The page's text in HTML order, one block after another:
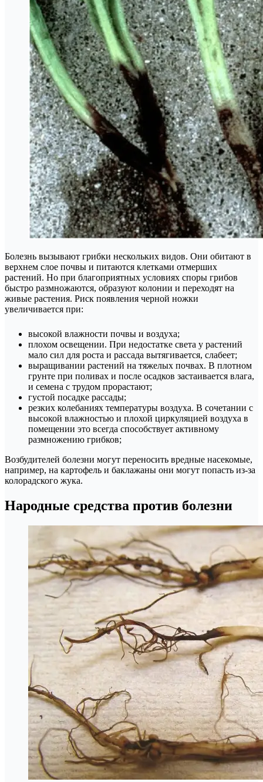
Болезнь вызывают грибки нескольких видов. Они обитают в
верхнем слое почвы и питаются клетками отмерших
растений. Но при благоприятных условиях споры грибов
быстро размножаются, образуют колонии и переходят на
живые растения. Риск появления черной ножки
увеличивается при:
высокой влажности почвы и воздуха;
плохом освещении. При недостатке света у растений
мало сил для роста и рассада вытягивается, слабеет;
выращивании растений на тяжелых почвах. В плотном
грунте при поливах и после осадков застаивается влага,
и семена с трудом прорастают;
густой посадке рассады;
резких колебаниях температуры воздуха. В сочетании с
высокой влажностью и плохой циркуляцией воздуха в
помещении это всегда способствует активному
размножению грибков;
Возбудителей болезни могут переносить вредные насекомые,
например, на картофель и баклажаны они могут попасть из-за
колорадского жука.
Народные средства против болезни